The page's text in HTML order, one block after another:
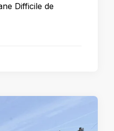
Difficile de